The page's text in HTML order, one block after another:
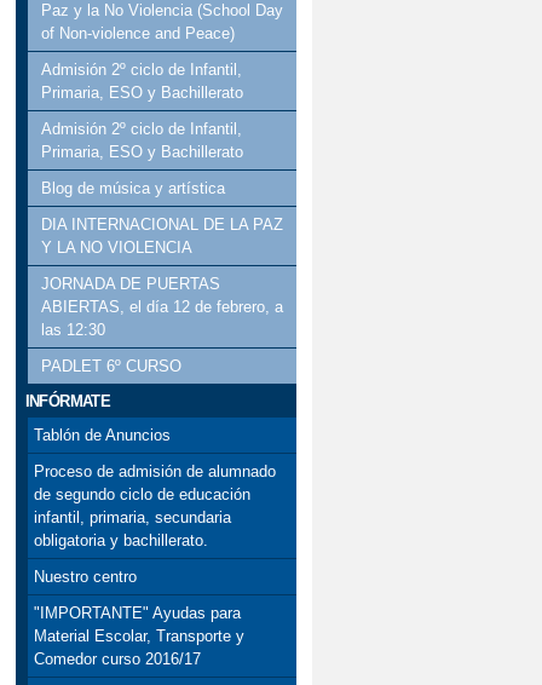
Paz y la No Violencia (School Day
of Non-violence and Peace)
Admisión 2º ciclo de Infantil,
Primaria, ESO y Bachillerato
Admisión 2º ciclo de Infantil,
Primaria, ESO y Bachillerato
Blog de música y artística
DIA INTERNACIONAL DE LA PAZ
Y LA NO VIOLENCIA
JORNADA DE PUERTAS
ABIERTAS, el día 12 de febrero, a
las 12:30
PADLET 6º CURSO
INFÓRMATE
Tablón de Anuncios
Proceso de admisión de alumnado
de segundo ciclo de educación
infantil, primaria, secundaria
obligatoria y bachillerato.
Nuestro centro
"IMPORTANTE" Ayudas para
Material Escolar, Transporte y
Comedor curso 2016/17